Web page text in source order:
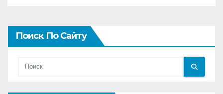
Поиск По Сайту